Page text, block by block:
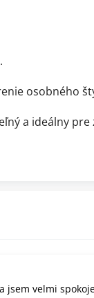
osobného
a ideálny
jsem velmi